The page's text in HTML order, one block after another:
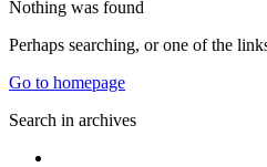
Nothing was found
Perhaps searching, or one of the
Go to homepage
Search in archives